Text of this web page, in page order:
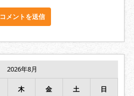
2026年8月
木 金 土 日